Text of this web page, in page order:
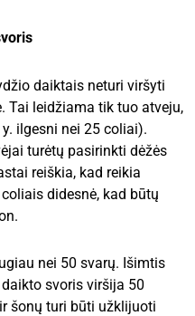
daiktais neturi viršyti
Tai leidžiama tik tuo atveju,
ilgesni nei 25 coliai).
turėtų pasirinkti dėžės
reiškia, kad reikia
didesnė, kad būtų
nei 50 svarų. Išimtis
svoris viršija 50
šonų turi būti užklijuoti